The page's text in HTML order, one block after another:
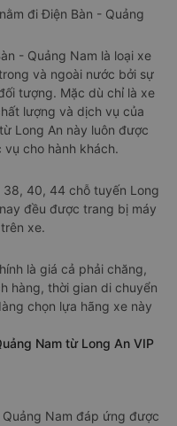
đi Điện Bàn - Quảng
- Quảng Nam là loại xe
và ngoài nước bởi sự
tượng. Mặc dù chỉ là xe
lượng và dịch vụ của
Long An này luôn được
cho hành khách.
40, 44 chỗ tuyến Long
đều được trang bị máy
xe.
là giá cả phải chăng,
hàng, thời gian di chuyển
chọn lựa hãng xe này
Nam từ Long An VIP
Nam đáp ứng được